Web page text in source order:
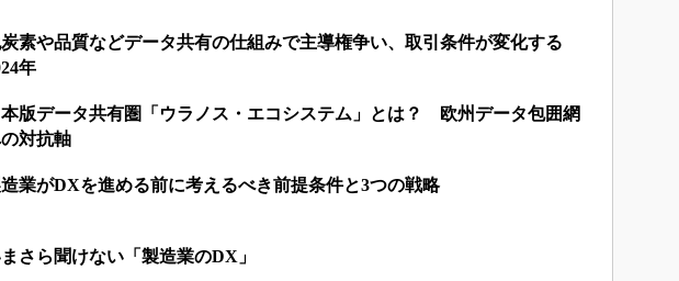
素や品質などデータ共有の仕組みで主導権争い、取引条件が変化する
年
本版データ共有圏「ウラノス・エコシステム」とは？ 欧州データ包囲網
対抗軸
業がDXを進める前に考えるべき前提条件と3つの戦略
さら聞けない「製造業のDX」